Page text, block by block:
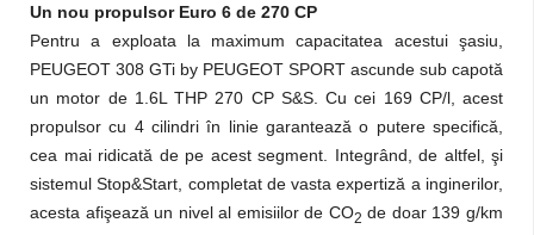
Un nou propulsor Euro 6 de 270 CP
Pentru a exploata la maximum capacitatea acestui şasiu,
PEUGEOT 308 GTi by PEUGEOT SPORT ascunde sub capotă
un motor de 1.6L THP 270 CP S&S. Cu cei 169 CP/l, acest
propulsor cu 4 cilindri în linie garantează o putere specifică,
cea mai ridicată de pe acest segment. Integrând, de altfel, şi
sistemul Stop&Start, completat de vasta expertiză a inginerilor,
acesta afişează un nivel al emisiilor de CO2 de doar 139 g/km